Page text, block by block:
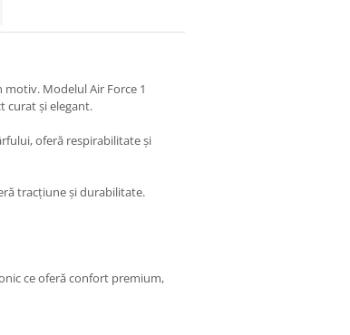
Modelul Air Force 1
curat și elegant.
oferă respirabilitate și
tracțiune și durabilitate.
ce oferă confort premium,